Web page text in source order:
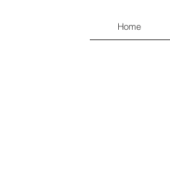
Home